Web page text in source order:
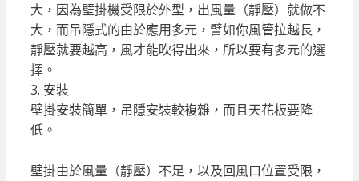
大，因為壁掛機受限於外型，出風量（靜壓）就做不
大，而吊隱式的由於應用多元，譬如你風管拉越長，
靜壓就要越高，風才能吹得出來，所以要有多元的選
擇。
3. 安裝
壁掛安裝簡單，吊隱安裝較複雜，而且天花板要降
低。
壁掛由於風量（靜壓）不足，以及回風口位置受限，